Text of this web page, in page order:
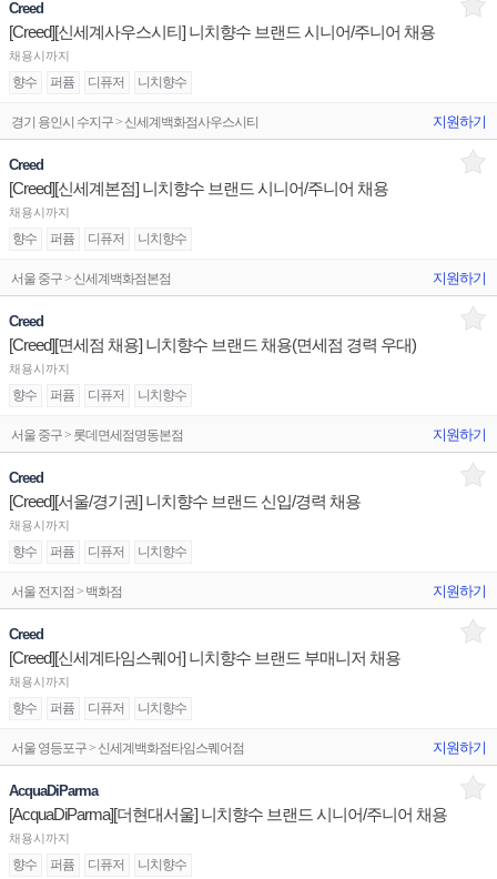
Creed
[Creed][신세계사우스시티] 니치향수 브랜드 시니어/주니어 채용
채용시까지
향수 퍼퓸 디퓨저 니치향수
경기 용인시 수지구 > 신세계백화점사우스시티 지원하기
Creed
[Creed][신세계본점] 니치향수 브랜드 시니어/주니어 채용
채용시까지
향수 퍼퓸 디퓨저 니치향수
서울 중구 > 신세계백화점본점 지원하기
Creed
[Creed][면세점 채용] 니치향수 브랜드 채용(면세점 경력 우대)
채용시까지
향수 퍼퓸 디퓨저 니치향수
서울 중구 > 롯데면세점명동본점 지원하기
Creed
[Creed][서울/경기권] 니치향수 브랜드 신입/경력 채용
채용시까지
향수 퍼퓸 디퓨저 니치향수
서울 전지점 > 백화점 지원하기
Creed
[Creed][신세계타임스퀘어] 니치향수 브랜드 부매니저 채용
채용시까지
향수 퍼퓸 디퓨저 니치향수
서울 영등포구 > 신세계백화점타임스퀘어점 지원하기
AcquaDiParma
[AcquaDiParma][더현대서울] 니치향수 브랜드 시니어/주니어 채용
채용시까지
향수 퍼퓸 디퓨저 니치향수